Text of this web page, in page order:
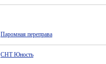
Паромная переправа
СНТ Юность